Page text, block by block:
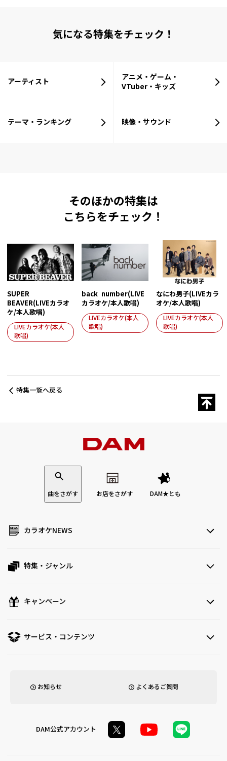
気になる特集をチェック！
アーティスト
アニメ・ゲーム・
VTuber・キッズ
テーマ・ランキング 映像・サウンド
そのほかの特集は
こちらをチェック！
SUPER
BEAVER(LIVEカラオ
ケ/本人歌唱)
LIVEカラオケ(本人
歌唱)
back number(LIVE
カラオケ/本人歌唱)
LIVEカラオケ(本人
歌唱)
なにわ男子(LIVEカラ
オケ/本人歌唱)
LIVEカラオケ(本人
歌唱)
特集一覧へ戻る
曲をさがす お店をさがす DAM★とも
カラオケNEWS
特集・ジャンル
キャンペーン
サービス・コンテンツ
お知らせ よくあるご質問
DAM公式アカウント